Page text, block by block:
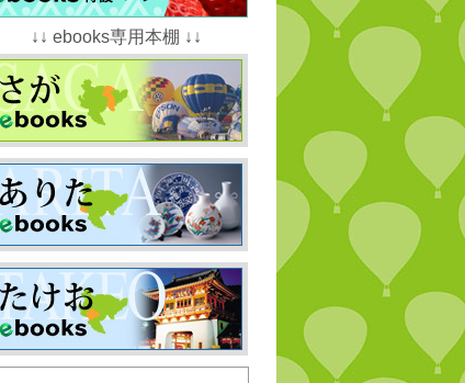
↓↓ ebooks専用本棚 ↓↓